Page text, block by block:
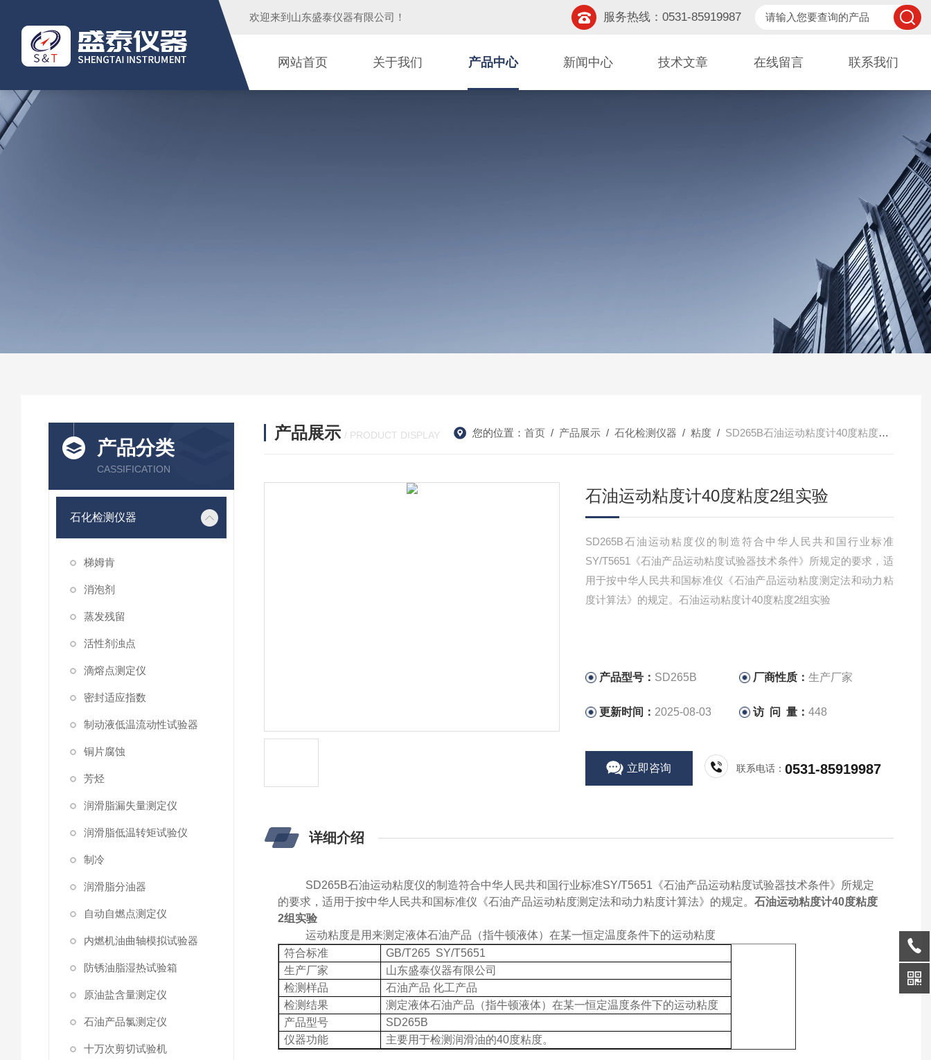
欢迎来到 山东盛泰仪器有限公司 ！ 服务热线：0531-85919987
网站首页 关于我们 产品中心 新闻中心 技术文章 在线留言 联系我们
产品分类
CASSIFICATION
石化检测仪器
梯姆肯
消泡剂
蒸发残留
活性剂浊点
滴熔点测定仪
密封适应指数
制动液低温流动性试验器
铜片腐蚀
芳烃
润滑脂漏失量测定仪
润滑脂低温转矩试验仪
制冷
润滑脂分油器
自动自燃点测定仪
内燃机油曲轴模拟试验器
防锈油脂湿热试验箱
原油盐含量测定仪
石油产品氯测定仪
十万次剪切试验机
产品展示 / PRODUCT DISPLAY 您的位置： 首页/ 产品展示/ 石化检测仪器 / 粘度/ SD265B石油运动粘度计40度粘度2组实验
石油运动粘度计40度粘度2组实验
SD265B石油运动粘度仪的制造符合中华人民共和国行业标准
SY/T5651《石油产品运动粘度试验器技术条件》所规定的要求，适
用于按中华人民共和国标准仪《石油产品运动粘度测定法和动力粘
度计算法》的规定。石油运动粘度计40度粘度2组实验
产品型号： SD265B 厂商性质：生产厂家
更新时间： 2025-08-03 访 问 量：448
立即咨询 联系电话：0531-85919987
详细介绍
SD265B石油运动粘度仪的制造符合中华人民共和国行业标准SY/T5651《石油产品运动粘度试验器技术条件》所规定
的要求，适用于按中华人民共和国标准仪 《石油产品运动粘度测定法和动力粘度计算法》的规定。石油运动粘度计40度粘度
2组实验
运动粘度是用来测定液体石油产品（指牛顿液体）在某一恒定温度条件下的运动粘度
符合标准
GB/T265 SY/T5651
生产厂家
山东盛泰仪器有限公司
检测样品
石油产品 化工产品
检测结果
测 定液体石油产品（指牛顿液体）在某一恒定温度条件下的运动粘度
产品型号
SD265B
仪器功能
主要用于检测润滑油的40度粘度。